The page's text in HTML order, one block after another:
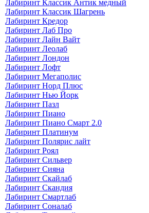
Лабиринт Классик Антик медный
Лабиринт Классик Шагрень
Лабиринт Кредор
Лабиринт Лаб Про
Лабиринт Лайн Вайт
Лабиринт Леолаб
Лабиринт Лондон
Лабиринт Лофт
Лабиринт Мегаполис
Лабиринт Норд Плюс
Лабиринт Нью Йорк
Лабиринт Пазл
Лабиринт Пиано
Лабиринт Пиано Смарт 2.0
Лабиринт Платинум
Лабиринт Полярис лайт
Лабиринт Роял
Лабиринт Сильвер
Лабиринт Сияна
Лабиринт Скайлаб
Лабиринт Скандия
Лабиринт Смартлаб
Лабиринт Соналаб